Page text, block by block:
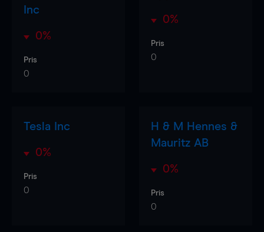
Inc
0%
Pris
0
0%
Pris
0
Tesla Inc
0%
Pris
0
H & M Hennes &
Mauritz AB
0%
Pris
0